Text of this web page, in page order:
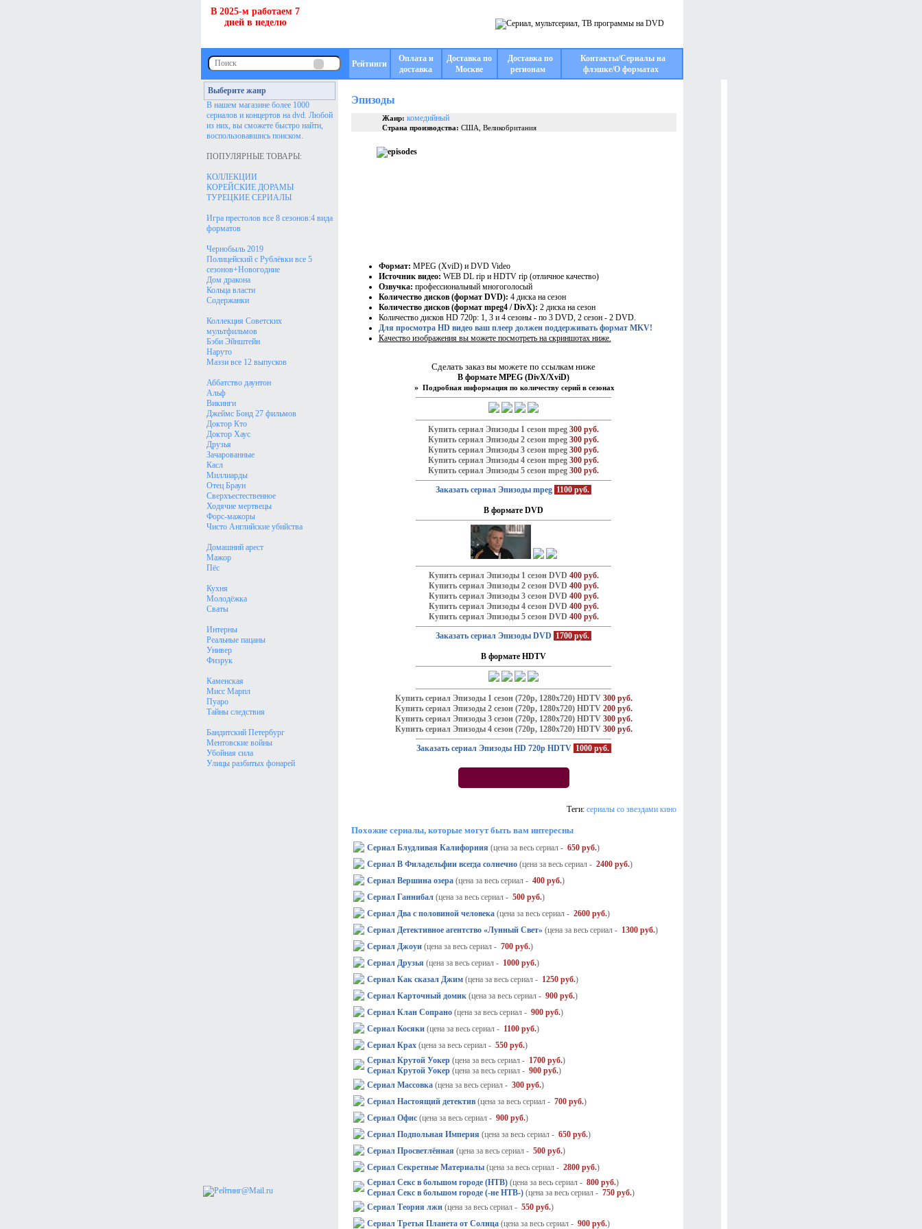
В 2025-м работаем 7
дней в неделю
Рейтинги
Оплата и
доставка
Доставка по
Москве
Доставка по
регионам
Контакты/Сериалы на
флэшке/О форматах
Выберите жанр
В нашем магазине более 1000
сериалов и концертов на dvd. Любой
из них, вы сможете быстро найти,
воспользовавшись поиском.
ПОПУЛЯРНЫЕ ТОВАРЫ:
КОЛЛЕКЦИИ
КОРЕЙСКИЕ ДОРАМЫ
ТУРЕЦКИЕ СЕРИАЛЫ
Игра престолов все 8 сезонов:4 вида
форматов
Чернобыль 2019
Полицейский с Рублёвки все 5
сезонов+Новогодние
Дом дракона
Кольца власти
Содержанки
Коллекция Советских
мультфильмов
Бэби Эйнштейн
Наруто
Маззи все 12 выпусков
Аббатство даунтон
Альф
Викинги
Джеймс Бонд 27 фильмов
Доктор Кто
Доктор Хаус
Друзья
Зачарованные
Касл
Миллиарды
Отец Браун
Сверхъестественное
Ходячие мертвецы
Форс-мажоры
Чисто Английские убийства
Домашний арест
Мажор
Пёс
Кухня
Молодёжка
Сваты
Интерны
Реальные пацаны
Универ
Физрук
Каменская
Мисс Марпл
Пуаро
Тайны следствия
Бандитский Петербург
Ментовские войны
Убойная сила
Улицы разбитых фонарей
Эпизоды
Жанр: комедийный
Страна производства: США, Великобритания
Формат: MPEG (XviD) и DVD Video
Источник видео: WEB DL rip и HDTV rip (отличное качество)
Озвучка: профессиональный многоголосый
Количество дисков (формат DVD): 4 диска на сезон
Количество дисков (формат mpeg4 / DivX): 2 диска на сезон
Количество дисков HD 720p: 1, 3 и 4 сезоны - по 3 DVD, 2 сезон - 2 DVD.
Для просмотра HD видео ваш плеер должен поддерживать формат MKV!
Качество изображения вы можете посмотреть на скриншотах ниже.
Сделать заказ вы можете по ссылкам ниже
В формате MPEG (DivX/XviD)
» Подробная информация по количеству серий в сезонах
Купить сериал Эпизоды 1 сезон mpeg 300 руб.
Купить сериал Эпизоды 2 сезон mpeg 300 руб.
Купить сериал Эпизоды 3 сезон mpeg 300 руб.
Купить сериал Эпизоды 4 сезон mpeg 300 руб.
Купить сериал Эпизоды 5 сезон mpeg 300 руб.
Заказать сериал Эпизоды mpeg 1100 руб.
В формате DVD
Купить сериал Эпизоды 1 сезон DVD 400 руб.
Купить сериал Эпизоды 2 сезон DVD 400 руб.
Купить сериал Эпизоды 3 сезон DVD 400 руб.
Купить сериал Эпизоды 4 сезон DVD 400 руб.
Купить сериал Эпизоды 5 сезон DVD 400 руб.
Заказать сериал Эпизоды DVD 1700 руб.
В формате HDTV
Купить сериал Эпизоды 1 сезон (720p, 1280х720) HDTV300 руб.
Купить сериал Эпизоды 2 сезон (720p, 1280х720) HDTV200 руб.
Купить сериал Эпизоды 3 сезон (720p, 1280х720) HDTV300 руб.
Купить сериал Эпизоды 4 сезон (720p, 1280х720) HDTV300 руб.
Заказать сериал Эпизоды HD 720p HDTV 1000 руб.
Теги: сериалы со звездами кино
Похожие сериалы, которые могут быть вам интересны
Сериал Блудливая Калифорния (цена за весь сериал - 650 руб.)
Сериал В Филадельфии всегда солнечно (цена за весь сериал - 2400 руб.)
Сериал Вершина озера (цена за весь сериал - 400 руб.)
Сериал Ганнибал (цена за весь сериал - 500 руб.)
Сериал Два с половиной человека (цена за весь сериал - 2600 руб.)
Сериал Детективное агентство «Лунный Свет» (цена за весь сериал - 1300 руб.)
Сериал Джоуи (цена за весь сериал - 700 руб.)
Сериал Друзья (цена за весь сериал - 1000 руб.)
Сериал Как сказал Джим (цена за весь сериал - 1250 руб.)
Сериал Карточный домик (цена за весь сериал - 900 руб.)
Сериал Клан Сопрано (цена за весь сериал - 900 руб.)
Сериал Косяки (цена за весь сериал - 1100 руб.)
Сериал Крах (цена за весь сериал - 550 руб.)
Сериал Крутой Уокер (цена за весь сериал - 1700 руб.)
Сериал Крутой Уокер (цена за весь сериал - 900 руб.)
Сериал Массовка (цена за весь сериал - 300 руб.)
Сериал Настоящий детектив (цена за весь сериал - 700 руб.)
Сериал Офис (цена за весь сериал - 900 руб.)
Сериал Подпольная Империя (цена за весь сериал - 650 руб.)
Сериал Просветлённая (цена за весь сериал - 500 руб.)
Сериал Секретные Материалы (цена за весь сериал - 2800 руб.)
Сериал Секс в большом городе (НТВ) (цена за весь сериал - 800 руб.)
Сериал Секс в большом городе (-не НТВ-) (цена за весь сериал - 750 руб.)
Сериал Теория лжи (цена за весь сериал - 550 руб.)
Сериал Третья Планета от Солнца (цена за весь сериал - 900 руб.)